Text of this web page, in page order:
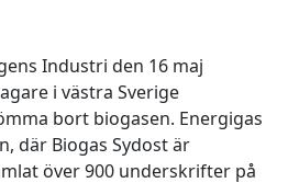
Industri den 16 maj
i västra Sverige
bort biogasen. Energigas
där Biogas Sydost är
över 900 underskrifter på